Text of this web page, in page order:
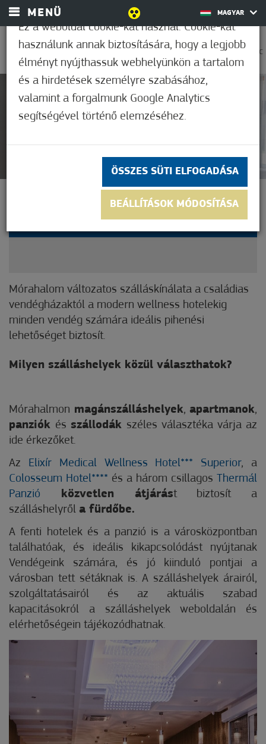
MENÜ MAGYAR
0
33,9°C
Nem értékelt
SZÁLLÁSHELYEK ÉS
VENDÉGLÁTÓHELYEK
Mórahalom változatos szálláskínálata a családias
vendégházaktól a modern wellness hotelekig
minden vendég számára ideális pihenési
lehetőséget biztosít.
Milyen szálláshelyek közül választhatok?
Mórahalmon magánszálláshelyek, apartmanok,
panziók és szállodák széles választéka várja az
ide érkezőket.
Az Elixír Medical Wellness Hotel*** Superior, a
Colosseum Hotel**** és a három csillagos Thermál
Panzió közvetlen átjárást biztosít a
szálláshelyről a fürdőbe.
A fenti hotelek és a panzió is a városközpontban
találhatóak, és ideális kikapcsolódást nyújtanak
Vendégeink számára, és jó kiinduló pontjai a
városban tett sétáknak is. A szálláshelyek árairól,
szolgáltatásairól és az aktuális szabad
kapacitásokról a szálláshelyek weboldalán és
elérhetőségein tájékozódhatnak.
Ez a weboldal cookie-kat használ. Cookie-kat
használunk annak biztosítására, hogy a legjobb
élményt nyújthassuk webhelyünkön a tartalom
és a hirdetések személyre szabásához,
valamint a forgalmunk Google Analytics
segítségével történő elemzéséhez.
ÖSSZES SÜTI ELFOGADÁSA
BEÁLLÍTÁSOK MÓDOSÍTÁSA